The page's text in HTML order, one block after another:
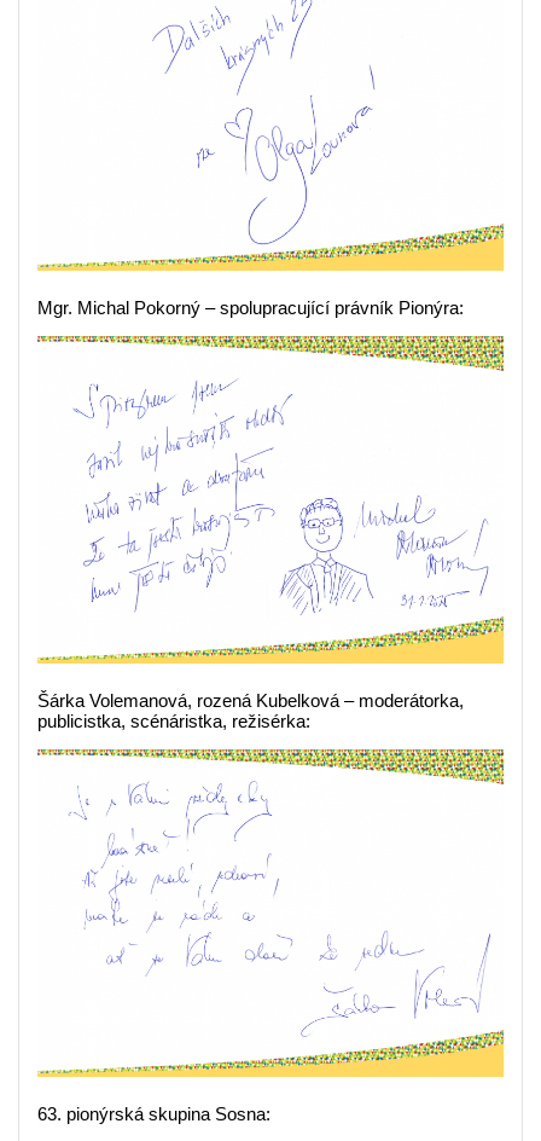
Mgr. Michal Pokorný – spolupracující právník Pionýra:
Šárka Volemanová, rozená Kubelková – moderátorka,
publicistka, scénáristka, režisérka:
63. pionýrská skupina Sosna: